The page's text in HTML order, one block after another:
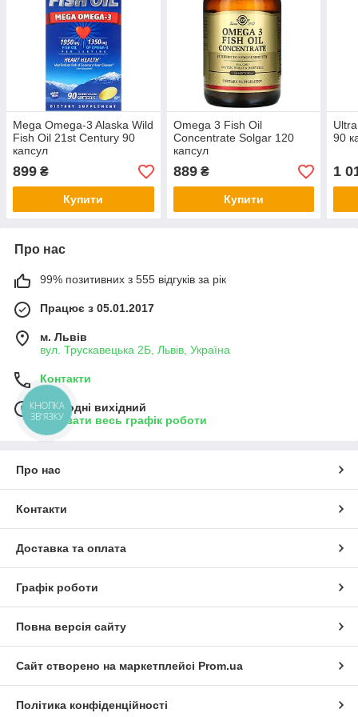
Mega Omega-3 Alaska Wild
Fish Oil 21st Century 90
капсул
899 ₴
Купити
Omega 3 Fish Oil
Concentrate Solgar 120
капсул
889₴
Купити
90
1
Про нас
99% позитивних з 555 відгуків за рік
Працює з 05.01.2017
м. Львів
вул. Трускавецька 2Б, Львів, Україна
Контакти
Сьогодні вихідний
Показати весь графік роботи
Про нас
Контакти
Доставка та оплата
Графік роботи
Повна версія сайту
Сайт створено на маркетплейсі Prom.ua
Політика конфіденційності
КНОПКА
ЗВ'ЯЗКУ